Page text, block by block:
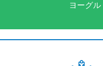
ヨーグ